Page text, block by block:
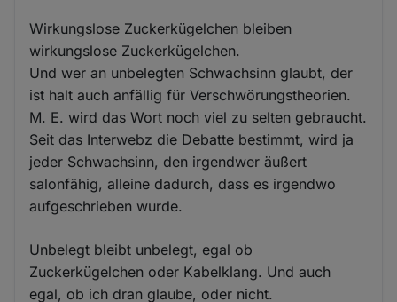
Wirkungslose Zuckerkügelchen bleiben
wirkungslose Zuckerkügelchen.
Und wer an unbelegten Schwachsinn glaubt, der
ist halt auch anfällig für Verschwörungstheorien.
M. E. wird das Wort noch viel zu selten gebraucht.
Seit das Interwebz die Debatte bestimmt, wird ja
jeder Schwachsinn, den irgendwer äußert
salonfähig, alleine dadurch, dass es irgendwo
aufgeschrieben wurde.
Unbelegt bleibt unbelegt, egal ob
Zuckerkügelchen oder Kabelklang. Und auch
egal, ob ich dran glaube, oder nicht.